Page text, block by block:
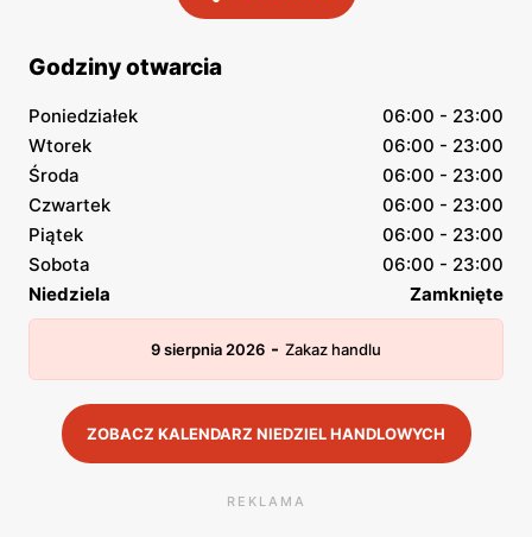
Godziny otwarcia
Poniedziałek
06:00 - 23:00
Wtorek
06:00 - 23:00
Środa
06:00 - 23:00
Czwartek
06:00 - 23:00
Piątek
06:00 - 23:00
Sobota
06:00 - 23:00
Niedziela
Zamknięte
9 sierpnia 2026 - Zakaz handlu
ZOBACZ KALENDARZ NIEDZIEL HANDLOWYCH
REKLAMA